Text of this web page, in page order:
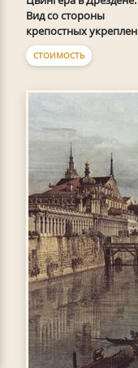
Вид со стороны
крепостных
СТОИМОСТЬ